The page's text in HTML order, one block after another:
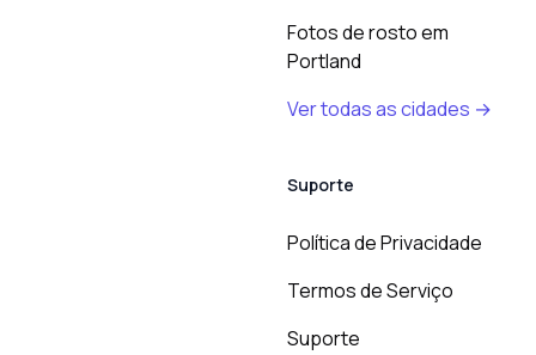
Fotos de rosto em
Portland
Ver todas as cidades →
Suporte
Política de Privacidade
Termos de Serviço
Suporte